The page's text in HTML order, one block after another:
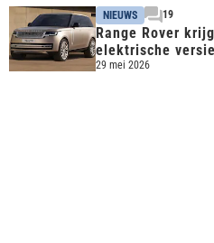
NIEUWS
19
Range Rover
elektrische
29 mei 2026